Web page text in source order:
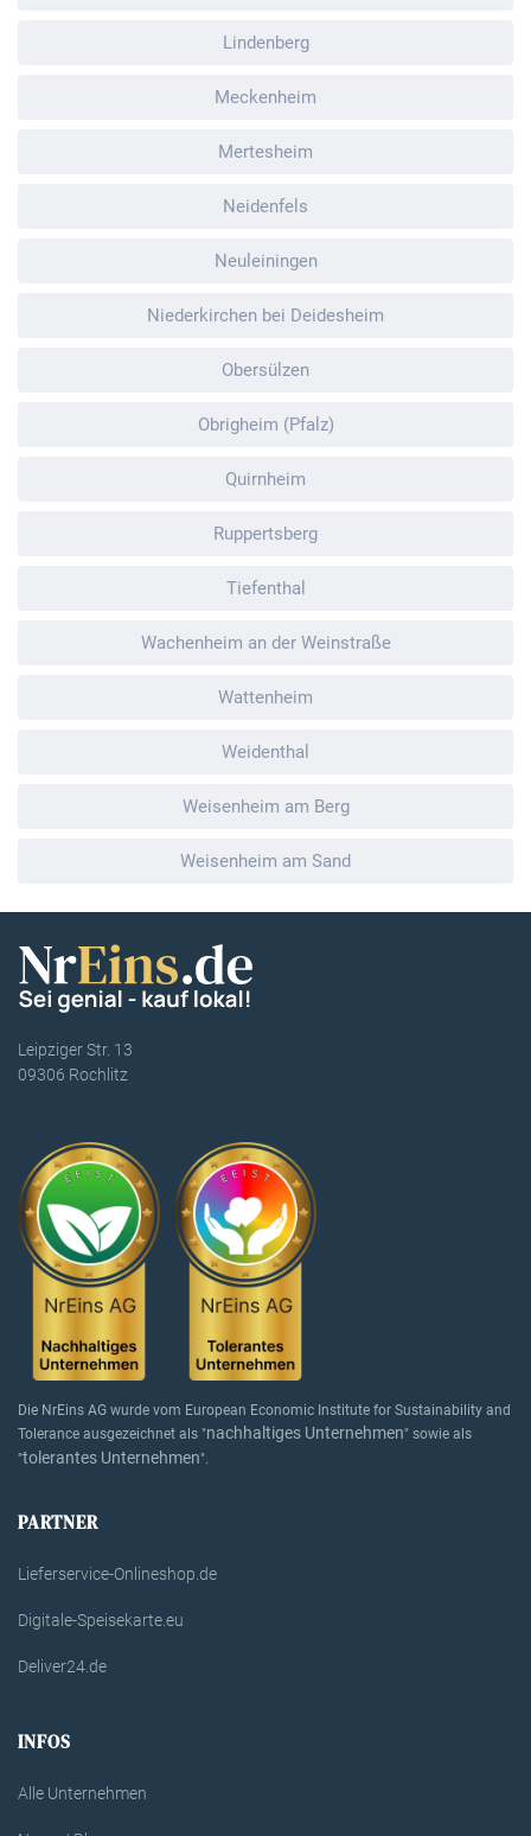
Lindenberg
Meckenheim
Mertesheim
Neidenfels
Neuleiningen
Niederkirchen bei Deidesheim
Obersülzen
Obrigheim (Pfalz)
Quirnheim
Ruppertsberg
Tiefenthal
Wachenheim an der Weinstraße
Wattenheim
Weidenthal
Weisenheim am Berg
Weisenheim am Sand
Leipziger Str. 13
09306 Rochlitz
Die NrEins AG wurde vom European Economic Institute for Sustainability and
Tolerance ausgezeichnet als "nachhaltiges Unternehmen" sowie als
"tolerantes Unternehmen".
PARTNER
Lieferservice-Onlineshop.de
Digitale-Speisekarte.eu
Deliver24.de
INFOS
Alle Unternehmen